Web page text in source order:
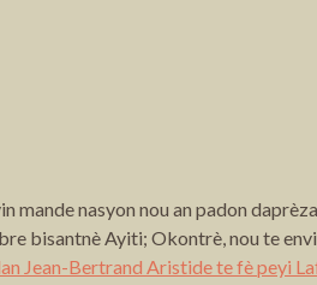
mande nasyon nou an padon
bisantnè Ayiti; Okontrè, nou te
Jean-Bertrand Aristide te fè peyi